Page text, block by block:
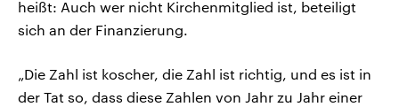
heißt: Auch wer nicht Kirchenmitglied ist, beteiligt
sich an der Finanzierung.
„Die Zahl ist koscher, die Zahl ist richtig, und es ist in
der Tat so, dass diese Zahlen von Jahr zu Jahr einer